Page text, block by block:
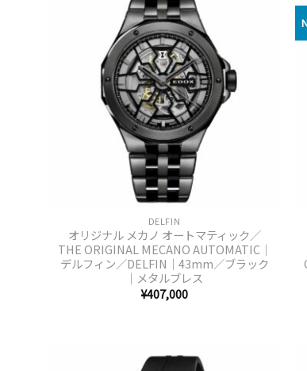
DELFIN
オリジナル メカノ オートマティック／
THE ORIGINAL MECANO AUTOMATIC｜
デルフィン／DELFIN｜43mm／ブラック
｜メタルブレス
¥407,000